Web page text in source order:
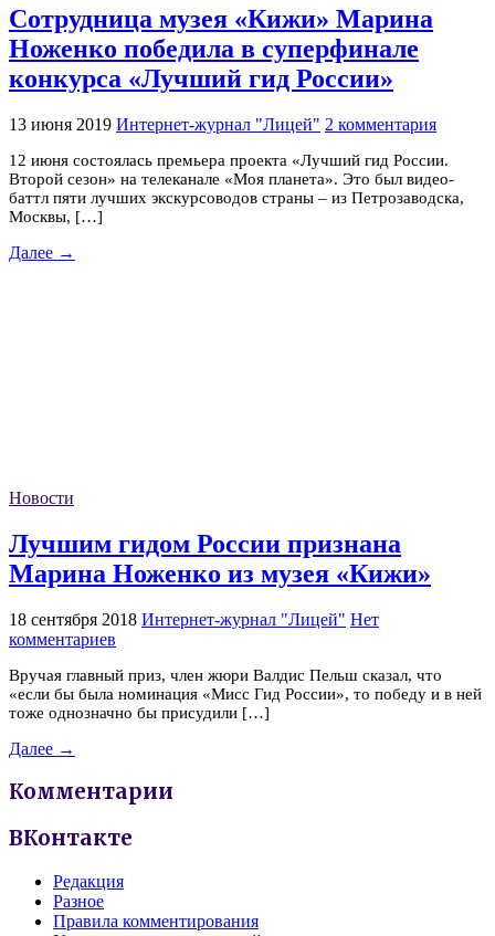
Сотрудница музея «Кижи» Марина
Ноженко победила в суперфинале
конкурса «Лучший гид России»
13 июня 2019 Интернет-журнал "Лицей" 2 комментария
12 июня состоялась премьера проекта «Лучший гид России.
Второй сезон» на телеканале «Моя планета». Это был видео-
баттл пяти лучших экскурсоводов страны – из Петрозаводска,
Москвы, […]
Далее →
Новости
Лучшим гидом России признана
Марина Ноженко из музея «Кижи»
18 сентября 2018 Интернет-журнал "Лицей" Нет
комментариев
Вручая главный приз, член жюри Валдис Пельш сказал, что
«если бы была номинация «Мисс Гид России», то победу и в ней
тоже однозначно бы присудили […]
Далее →
Комментарии
ВКонтакте
Редакция
Разное
Правила комментирования